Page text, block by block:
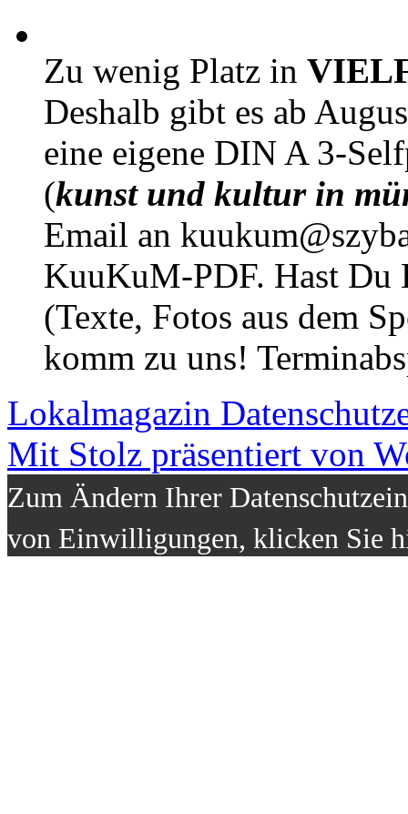
Zu wenig Platz in
Deshalb gibt es ab
eine eigene DIN A 3-
(kunst und kultur in
Email an
KuuKuM-PDF. Hast Du
(Texte, Fotos aus dem
komm zu uns!
Lokalmagazin
Mit Stolz präsentiert von
Zum Ändern Ihrer
von Einwilligungen, klicken Sie